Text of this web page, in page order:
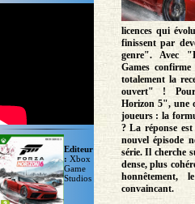
Editeur
: Xbox
Game
Studios
licences qui
finissent par
genre". Avec
Games
totalement la
ouvert" !
Horizon 5", une
joueurs : la
? La réponse
nouvel épisode
série. Il cherche
dense, plus
honnêtement,
convaincant.